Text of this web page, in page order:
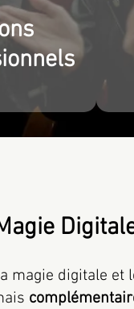
magie digitale et